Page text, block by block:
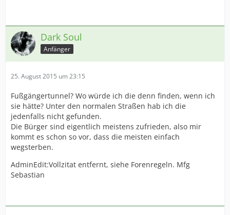
Dark Soul
Anfänger
25. August 2015 um 23:15
Fußgängertunnel? Wo würde ich die denn finden, wenn ich
sie hätte? Unter den normalen Straßen hab ich die
jedenfalls nicht gefunden.
Die Bürger sind eigentlich meistens zufrieden, also mir
kommt es schon so vor, dass die meisten einfach
wegsterben.
AdminEdit:Vollzitat entfernt, siehe Forenregeln. Mfg
Sebastian